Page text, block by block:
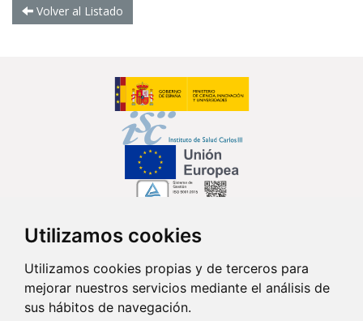
Utilizamos cookies
Utilizamos cookies propias y de terceros para
mejorar nuestros servicios mediante el análisis de
sus hábitos de navegación.
Volver al Listado
Síguenos en...
Contacto